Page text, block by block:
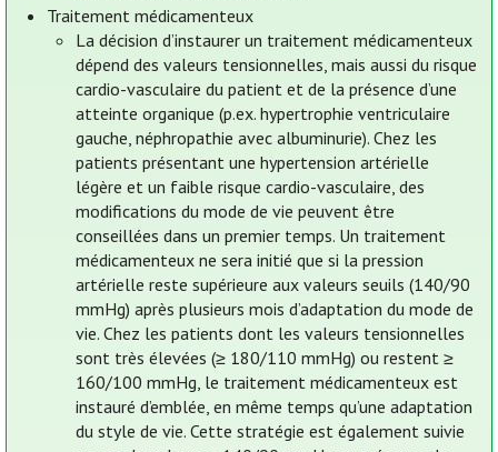
Traitement médicamenteux
La décision d’instaurer un traitement médicamenteux
dépend des valeurs tensionnelles, mais aussi du risque
cardio-vasculaire du patient et de la présence d’une
atteinte organique (p.ex. hypertrophie ventriculaire
gauche, néphropathie avec albuminurie). Chez les
patients présentant une hypertension artérielle
légère et un faible risque cardio-vasculaire, des
modifications du mode de vie peuvent être
conseillées dans un premier temps. Un traitement
médicamenteux ne sera initié que si la pression
artérielle reste supérieure aux valeurs seuils (140/90
mmHg) après plusieurs mois d’adaptation du mode de
vie. Chez les patients dont les valeurs tensionnelles
sont très élevées (≥ 180/110 mmHg) ou restent ≥
160/100 mmHg, le traitement médicamenteux est
instauré d’emblée, en même temps qu’une adaptation
du style de vie. Cette stratégie est également suivie